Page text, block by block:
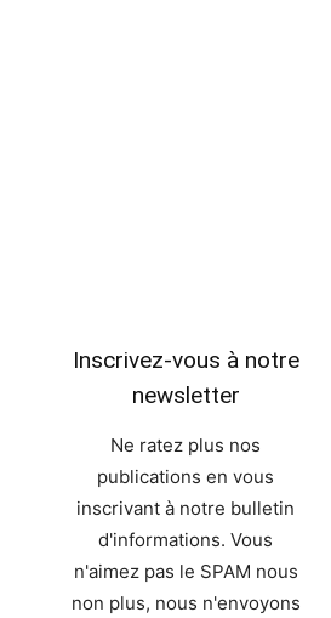
Inscrivez-vous à notre
newsletter
Ne ratez plus nos
publications en vous
inscrivant à notre bulletin
d'informations. Vous
n'aimez pas le SPAM nous
non plus, nous n'envoyons